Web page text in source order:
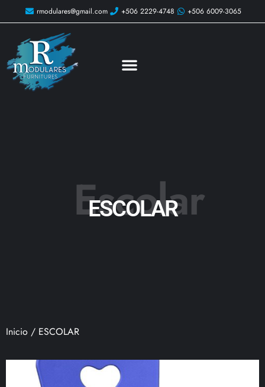
rmodulares@gmail.com +506 2229-4748 +506 6009-3065
Escolar
ESCOLAR
Inicio / ESCOLAR